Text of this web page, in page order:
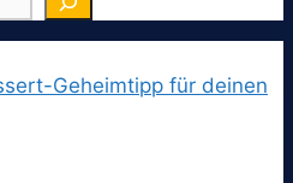
Geheimtipp für deinen